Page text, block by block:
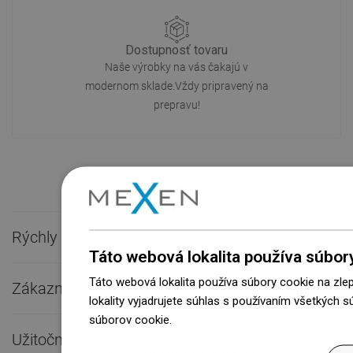
Dostupnosť tovaru
Naše výrobky na vás čakajú v
modernom sklade.Vždy pripravený na
prepravu!
Rýchly kontakt
Zákaznícky servis 
Užitočné odkazy 
Táto webová lokalita používa
Táto webová lokalita používa súbory cookie na
lokality vyjadrujete súhlas s používaním všetkých
súborov cookie.